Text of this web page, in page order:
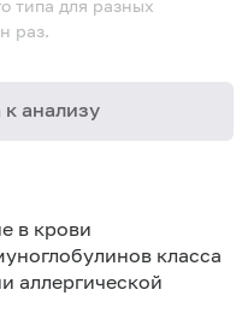
типа для разных
раз.
анализу
в крови
класса
аллергической